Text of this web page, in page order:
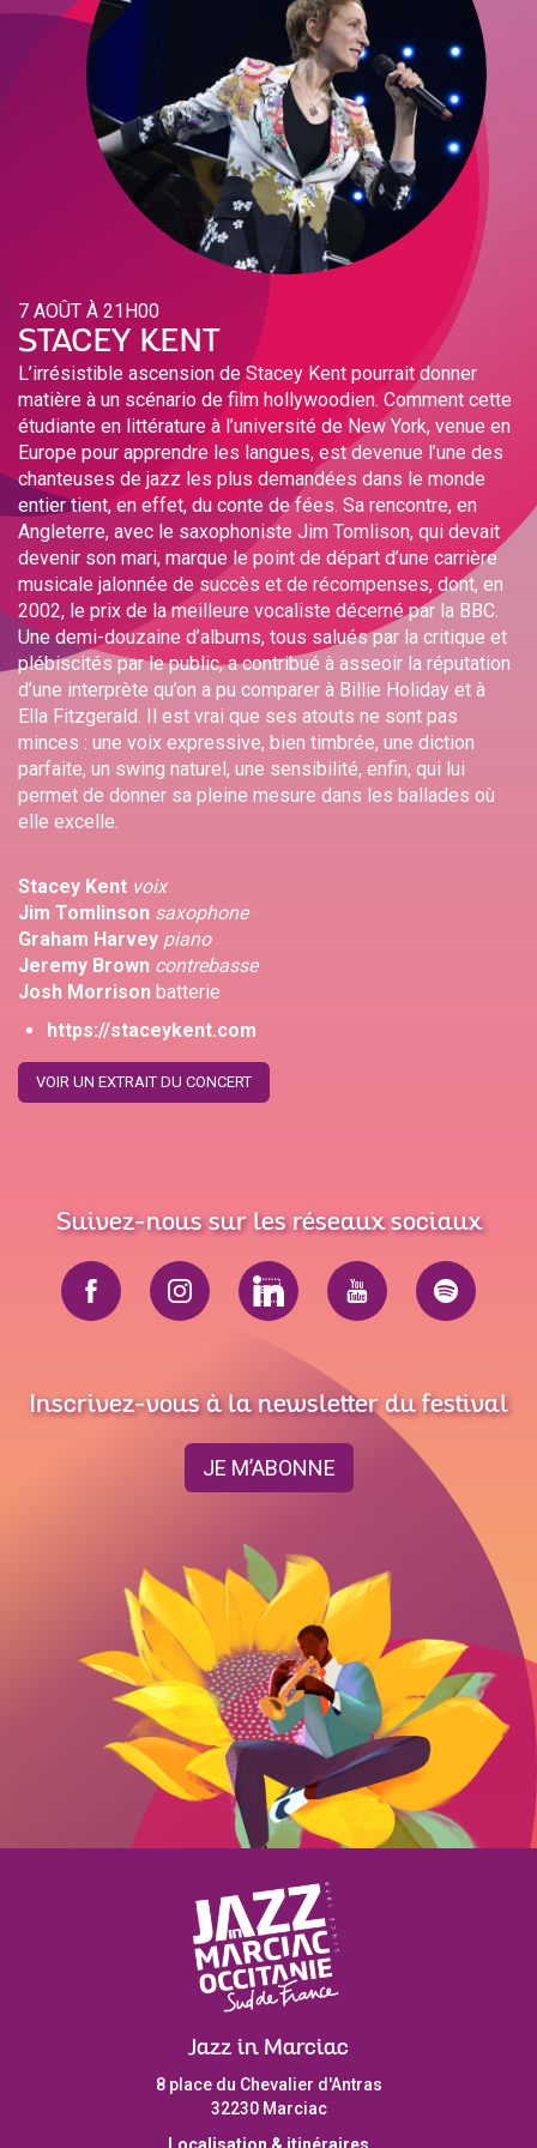
7 AOÛT À 21H00
STACEY KENT
L’irrésistible ascension de Stacey Kent pourrait donner
matière à un scénario de film hollywoodien. Comment cette
étudiante en littérature à l’université de New York, venue en
Europe pour apprendre les langues, est devenue l’une des
chanteuses de jazz les plus demandées dans le monde
entier tient, en effet, du conte de fées. Sa rencontre, en
Angleterre, avec le saxophoniste Jim Tomlison, qui devait
devenir son mari, marque le point de départ d’une carrière
musicale jalonnée de succès et de récompenses, dont, en
2002, le prix de la meilleure vocaliste décerné par la BBC.
Une demi-douzaine d’albums, tous salués par la critique et
plébiscités par le public, a contribué à asseoir la réputation
d’une interprète qu’on a pu comparer à Billie Holiday et à
Ella Fitzgerald. Il est vrai que ses atouts ne sont pas
minces : une voix expressive, bien timbrée, une diction
parfaite, un swing naturel, une sensibilité, enfin, qui lui
permet de donner sa pleine mesure dans les ballades où
elle excelle.
Stacey Kent voix
Jim Tomlinson saxophone
Graham Harvey piano
Jeremy Brown contrebasse
Josh Morrison batterie
https://staceykent.com
VOIR UN EXTRAIT DU CONCERT
Suivez-nous sur les réseaux sociaux
Inscrivez-vous à la newsletter du festival
JE M’ABONNE
Jazz in Marciac
8 place du Chevalier d'Antras
32230 Marciac